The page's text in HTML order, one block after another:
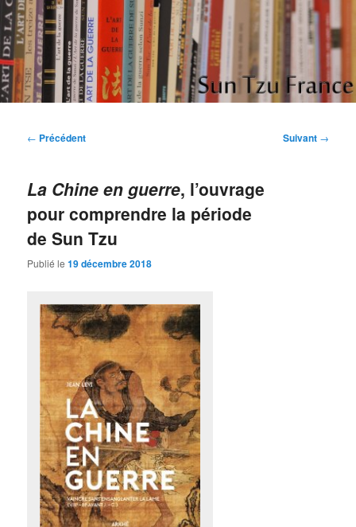
Aller
au
contenu
principalSun Tzu France
Etudes et réflexions sur "L'art de la guerre" de Sun Tzu
Navigation
← Précédent Suivant →
La Chine en guerre, l’ouvrage
pour comprendre la période
de Sun Tzu
Publié le19 décembre 2018